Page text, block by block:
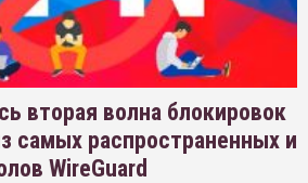
вторая волна блокировок
самых распространенных и
WireGuard